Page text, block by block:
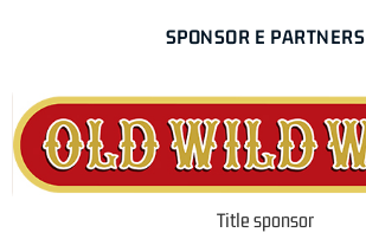
SPONSOR E PARTNERS
Title sponsor